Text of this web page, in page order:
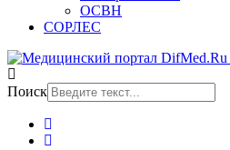
ОСВН
СОРЛЕС
Поиск